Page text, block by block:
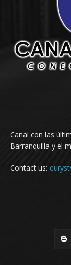
Canal con las
Barranquilla y el
Contact us: